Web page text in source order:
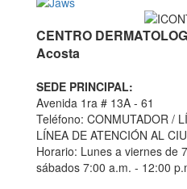
CENTRO
Acosta
SEDE PRINCIPAL:
Avenida 1ra # 13A - 61
Teléfono: CONMUTADOR /
LÍNEA DE ATENCIÓN AL
Horario: Lunes a viernes de
sábados 7:00 a.m. - 12:00